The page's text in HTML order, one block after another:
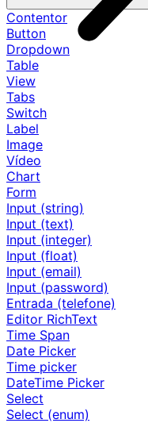
Contentor
Button
Dropdown
Table
View
Tabs
Switch
Label
Image
Vídeo
Chart
Form
Input (string)
Input (text)
Input (integer)
Input (float)
Input (email)
Input (password)
Entrada (telefone)
Editor RichText
Time Span
Date Picker
Time picker
DateTime Picker
Select
Select (enum)